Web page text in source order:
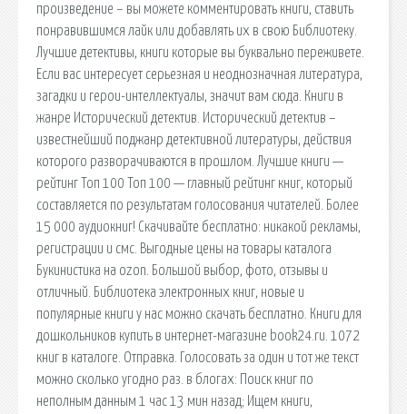
произведение – вы можете комментировать книги, ставить
понравившимся лайк или добавлять их в свою Библиотеку.
Лучшие детективы, книги которые вы буквально переживете.
Если вас интересует серьезная и неоднозначная литература,
загадки и герои-интеллектуалы, значит вам сюда. Книги в
жанре Исторический детектив. Исторический детектив –
известнейший поджанр детективной литературы, действия
которого разворачиваются в прошлом. Лучшие книги —
рейтинг Топ 100 Топ 100 — главный рейтинг книг, который
составляется по результатам голосования читателей. Более
15 000 аудиокниг! Скачивайте бесплатно: никакой рекламы,
регистрации и смс. Выгодные цены на товары каталога
Букинистика на ozon. Большой выбор, фото, отзывы и
отличный. Библиотека электронных книг, новые и
популярные книги у нас можно скачать бесплатно. Книги для
дошкольников купить в интернет-магазине book24.ru. 1072
книг в каталоге. Отправка. Голосовать за один и тот же текст
можно сколько угодно раз. в блогах: Поиск книг по
неполным данным 1 час 13 мин назад; Ищем книги,